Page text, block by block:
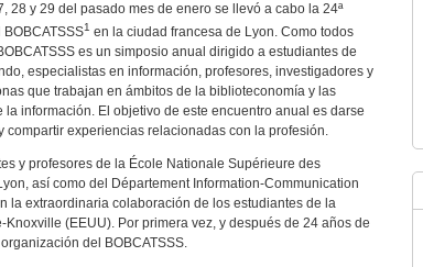
28 y 29 del pasado mes de enero se llevó a cabo la 24ª
1 en la ciudad francesa de Lyon. Como todos
es un simposio anual dirigido a estudiantes de
especialistas en información, profesores, investigadores y
que trabajan en ámbitos de la biblioteconomía y las
la información. El objetivo de este encuentro anual es darse
compartir experiencias relacionadas con la profesión.
y profesores de la École Nationale Supérieure des
así como del Département Information-Communication
la extraordinaria colaboración de los estudiantes de la
(EEUU). Por primera vez, y después de 24 años de
del BOBCATSSS.